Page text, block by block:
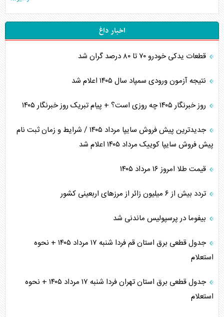
اخبار داغ
قطعات یدکی خودرو ۷۰ تا ۸۰ درصد گران شد
نتیجه آزمون ورودی سمپاد سال ۱۴۰۵ اعلام شد
روز خبرنگار ۱۴۰۵ چه روزی است؟ + پیام تبریک روز خبرنگار ۱۴۰۵
جدیدترین پیش فروش سایپا مرداد ۱۴۰۵ / شرایط و زمان ثبت نام
پیش فروش سایپا کوییک مرداد ۱۴۰۵ اعلام شد
قیمت طلا امروز ۱۶ مرداد ۱۴۰۵
تردد بیش از ۶ میلیون زائر از مرزهای اربعینی کشور
بیفوما در پرسپولیس ماندنی شد
جدول قطعی برق استان قم فردا شنبه ۱۷ مرداد ۱۴۰۵ + نحوه
استعلام
جدول قطعی برق استان تهران فردا شنبه ۱۷ مرداد ۱۴۰۵ + نحوه
استعلام